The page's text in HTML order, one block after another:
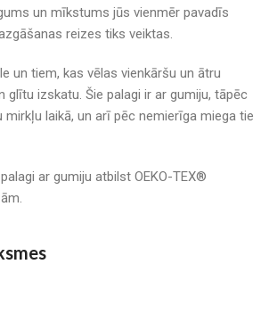
un mīkstums jūs vienmēr pavadīs
reizes tiks veiktas.
un tiem, kas vēlas vienkāršu un ātru
glītu izskatu. Šie palagi ir ar gumiju, tāpēc
laikā, un arī pēc nemierīga miega tie
ar gumiju atbilst OEKO-TEX®